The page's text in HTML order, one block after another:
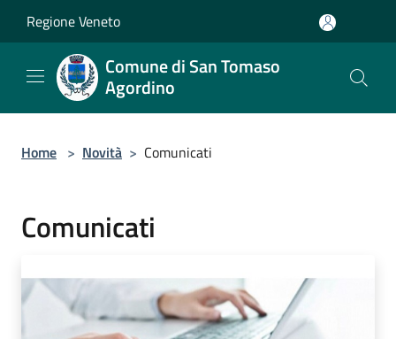
Regione Veneto
Comune di San Tomaso
Agordino
Home > Novità > Comunicati
Comunicati